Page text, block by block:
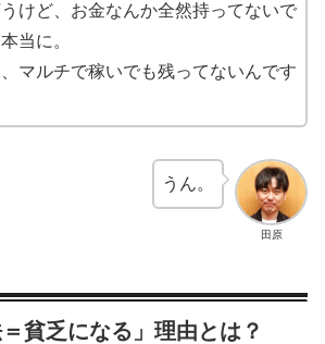
けど、お金なんか全然持ってないで
当に。
マルチで稼いでも残ってないんです
田原
うん。
＝貧乏になる」理由とは？